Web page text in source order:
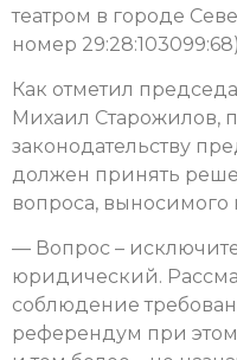
театром в городе
номер
Как отметил
Михаил Старожилов,
законодательству
должен принять
вопроса, выносимого
— Вопрос –
юридический.
соблюдение
референдум при